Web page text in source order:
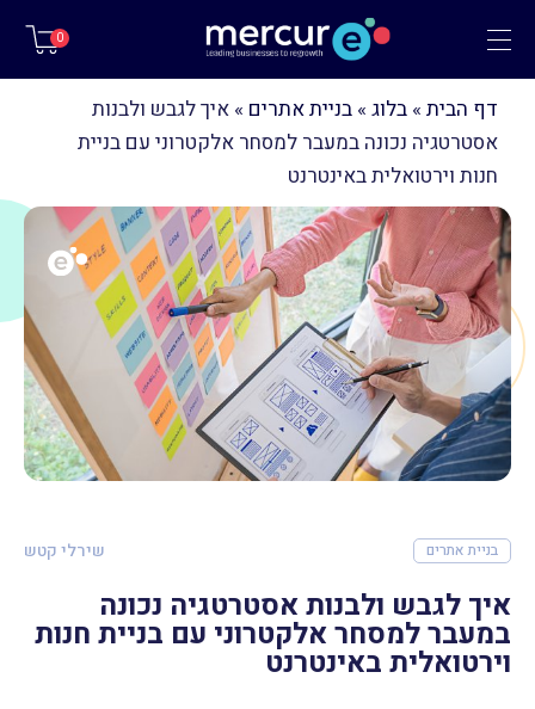
תפריט 0
דף הבית » בלוג » בניית אתרים » איך לגבש ולבנות
אסטרטגיה נכונה במעבר למסחר אלקטרוני עם בניית
חנות וירטואלית באינטרנט
בניית אתרים שירלי קטש
איך לגבש ולבנות אסטרטגיה נכונה
במעבר למסחר אלקטרוני עם בניית חנות
וירטואלית באינטרנט